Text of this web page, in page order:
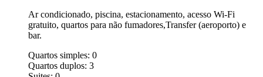
Ar condicionado, piscina, estacionamento, acesso Wi-Fi
gratuito, quartos para não fumadores,Transfer (aeroporto) e
bar.
Quartos simples: 0
Quartos duplos: 3